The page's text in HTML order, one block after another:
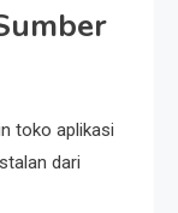
toko aplikasi
dari